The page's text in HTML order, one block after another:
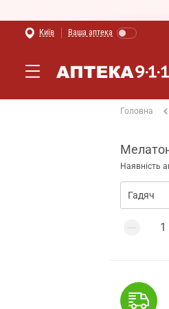
Київ Ваша аптека
Головна
Наявність